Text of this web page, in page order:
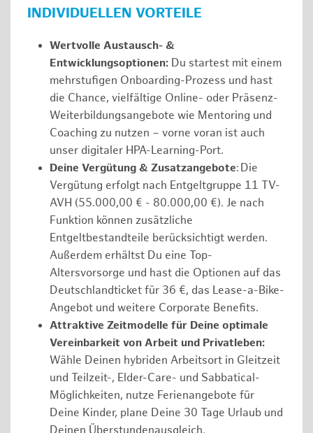
INDIVIDUELLEN VORTEILE
Wertvolle Austausch- &
Entwicklungsoptionen: Du startest mit einem
mehrstufigen Onboarding-Prozess und hast
die Chance, vielfältige Online- oder Präsenz-
Weiterbildungsangebote wie Mentoring und
Coaching zu nutzen – vorne voran ist auch
unser digitaler HPA-Learning-Port.
Deine Vergütung & Zusatzangebote: Die
Vergütung erfolgt nach Entgeltgruppe 11 TV-
AVH (55.000,00 € - 80.000,00 €). Je nach
Funktion können zusätzliche
Entgeltbestandteile berücksichtigt werden.
Außerdem erhältst Du eine Top-
Altersvorsorge und hast die Optionen auf das
Deutschlandticket für 36 €, das Lease-a-Bike-
Angebot und weitere Corporate Benefits.
Attraktive Zeitmodelle für Deine optimale
Vereinbarkeit von Arbeit und Privatleben:
Wähle Deinen hybriden Arbeitsort in Gleitzeit
und Teilzeit-, Elder-Care- und Sabbatical-
Möglichkeiten, nutze Ferienangebote für
Deine Kinder, plane Deine 30 Tage Urlaub und
Deinen Überstundenausgleich.